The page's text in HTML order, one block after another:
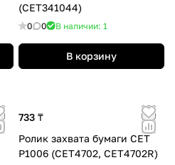
(CET341044)
0 0 В наличии: 1
В корзину
733 ₸
Ролик захвата бумаги CET
P1006 (CET4702, CET4702R)